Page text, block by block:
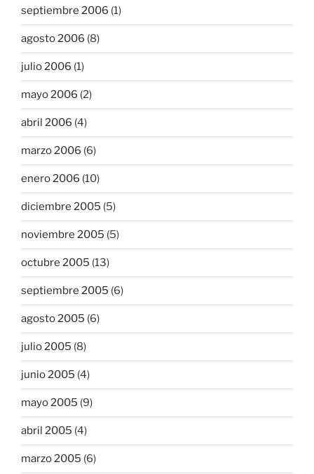
septiembre 2006 (1)
agosto 2006 (8)
julio 2006 (1)
mayo 2006 (2)
abril 2006 (4)
marzo 2006 (6)
enero 2006 (10)
diciembre 2005 (5)
noviembre 2005 (5)
octubre 2005 (13)
septiembre 2005 (6)
agosto 2005 (6)
julio 2005 (8)
junio 2005 (4)
mayo 2005 (9)
abril 2005 (4)
marzo 2005 (6)